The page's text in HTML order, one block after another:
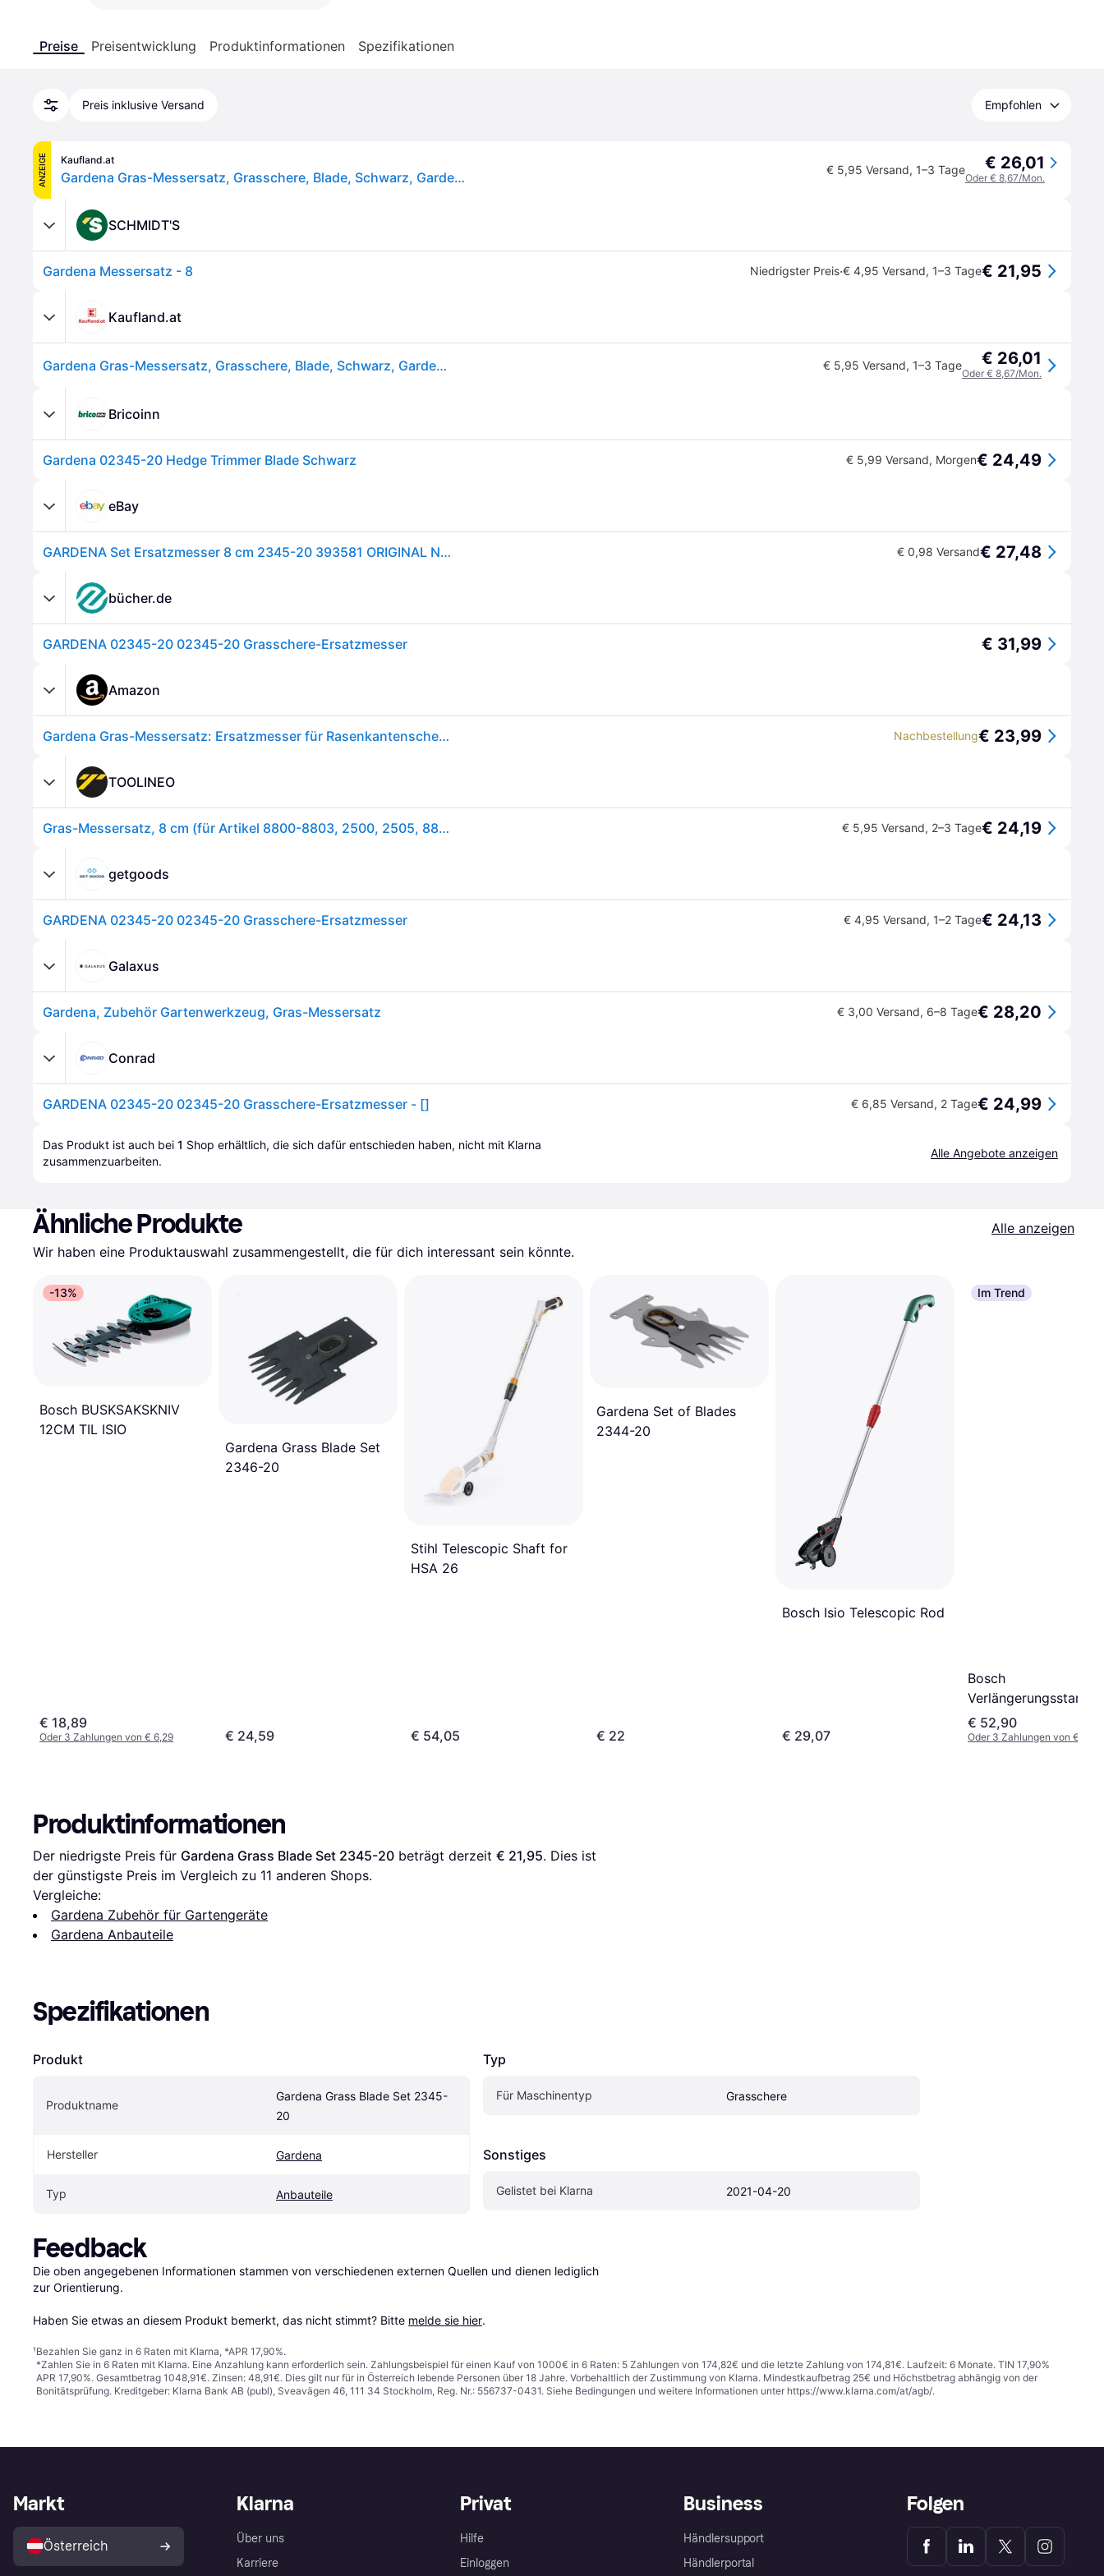
Preise Preisentwicklung Produktinformationen Spezifikationen
Preis inklusive Versand Empfohlen
ANZEIGE Kaufland.at
Gardena Gras-Messersatz, Grasschere, Blade, Schwarz, Gardena, Wave blade € 5,95 Versand, 1–3 Tage € 26,01
Oder € 8,67/Mon.
SCHMIDT'S
Gardena Messersatz - 8 Niedrigster Preis·€ 4,95 Versand, 1–3 Tage€ 21,95
Kaufland.at
Gardena Gras-Messersatz, Grasschere, Blade, Schwarz, Gardena, Wave blade € 5,95 Versand, 1–3 Tage € 26,01
Oder € 8,67/Mon.
Bricoinn
Gardena 02345-20 Hedge Trimmer Blade Schwarz € 5,99 Versand, Morgen€ 24,49
eBay
GARDENA Set Ersatzmesser 8 cm 2345-20 393581 ORIGINAL NEU € 0,98 Versand€ 27,48
bücher.de
GARDENA 02345-20 02345-20 Grasschere-Ersatzmesser € 31,99
Amazon
Gardena Gras-Messersatz: Ersatzmesser für Rasenkantenscheren/Strauchscheren (Art.-Nr. 8800-8803, 2500, 2505, 8818, 8824), Schnittbreite 8 cm (2345-20) Nachbestellung€ 23,99
TOOLINEO
Gras-Messersatz, 8 cm (für Artikel 8800-8803, 2500, 2505, 8818, 8824, Akku Standard) - schwarz € 5,95 Versand, 2–3 Tage€ 24,19
getgoods
GARDENA 02345-20 02345-20 Grasschere-Ersatzmesser € 4,95 Versand, 1–2 Tage€ 24,13
Galaxus
Gardena, Zubehör Gartenwerkzeug, Gras-Messersatz € 3,00 Versand, 6–8 Tage€ 28,20
Conrad
GARDENA 02345-20 02345-20 Grasschere-Ersatzmesser - [] € 6,85 Versand, 2 Tage€ 24,99
Das Produkt ist auch bei 1 Shop erhältlich, die sich dafür entschieden haben, nicht mit Klarna
zusammenzuarbeiten.
Alle Angebote anzeigen
Ähnliche Produkte
Alle anzeigen
Wir haben eine Produktauswahl zusammengestellt, die für dich interessant sein könnte.
-13%
Bosch BUSKSAKSKNIV
12CM TIL ISIO
€ 18,89
Oder 3 Zahlungen von € 6,29
Gardena Grass Blade Set
2346-20
€ 24,59
Stihl Telescopic Shaft for
HSA 26
€ 54,05
Gardena Set of Blades
2344-20
€ 22
Bosch Isio Telescopic Rod
€ 29,07
Im Trend
Bosch
Verlängerungsstange
AdvancedShear 18V-
€ 52,90
Oder 3 Zahlungen von €
Produktinformationen
Der niedrigste Preis für Gardena Grass Blade Set 2345-20 beträgt derzeit € 21,95. Dies ist
der günstigste Preis im Vergleich zu 11 anderen Shops.
Vergleiche:
Gardena Zubehör für Gartengeräte
Gardena Anbauteile
Spezifikationen
Produkt
Produktname
Gardena Grass Blade Set 2345-
20
Hersteller Gardena
Typ Anbauteile
Typ
Für Maschinentyp Grasschere
Sonstiges
Gelistet bei Klarna 2021-04-20
Feedback
Die oben angegebenen Informationen stammen von verschiedenen externen Quellen und dienen lediglich
zur Orientierung.
Haben Sie etwas an diesem Produkt bemerkt, das nicht stimmt? Bitte melde sie hier.
¹Bezahlen Sie ganz in 6 Raten mit Klarna, *APR 17,90%.
*Zahlen Sie in 6 Raten mit Klarna. Eine Anzahlung kann erforderlich sein. Zahlungsbeispiel für einen Kauf von 1000€ in 6 Raten: 5 Zahlungen von 174,82€ und die letzte Zahlung von 174,81€. Laufzeit: 6 Monate. TIN 17,90%
APR 17,90%. Gesamtbetrag 1048,91€. Zinsen: 48,91€. Dies gilt nur für in Österreich lebende Personen über 18 Jahre. Vorbehaltlich der Zustimmung von Klarna. Mindestkaufbetrag 25€ und Höchstbetrag abhängig von der
Bonitätsprüfung. Kreditgeber: Klarna Bank AB (publ), Sveavägen 46, 111 34 Stockholm, Reg. Nr.: 556737-0431. Siehe Bedingungen und weitere Informationen unter https://www.klarna.com/at/agb/.
Klarna
Über uns
Karriere
Privat
Hilfe
Einloggen
Business
Händlersupport
Händlerportal
Markt
Österreich
Folgen